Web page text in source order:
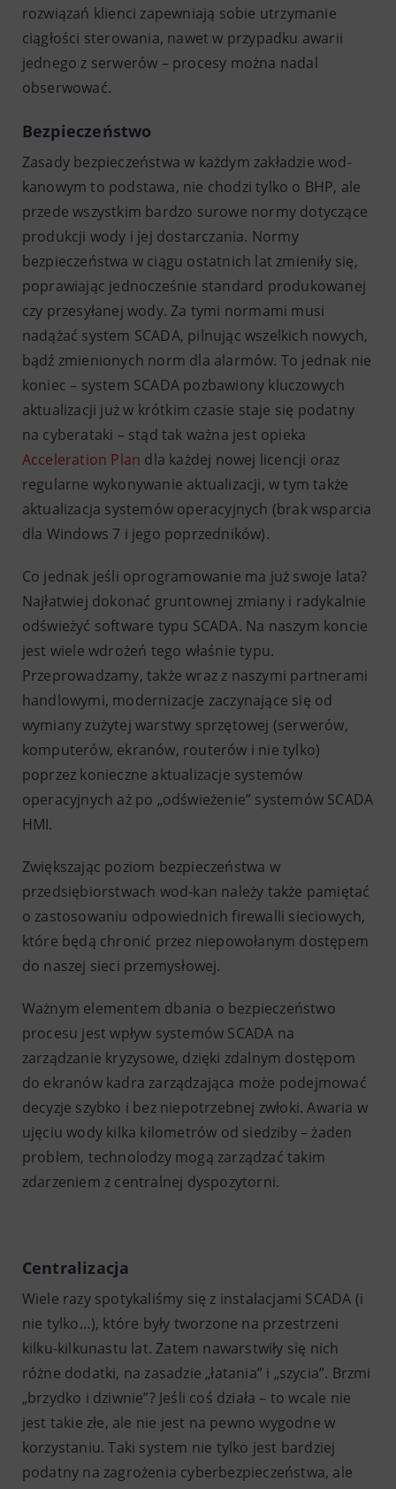
rozwiązań klienci zapewniają sobie utrzymanie
ciągłości sterowania, nawet w przypadku awarii
jednego z serwerów – procesy można nadal
obserwować.
Bezpieczeństwo
Zasady bezpieczeństwa w każdym zakładzie wod-
kanowym to podstawa, nie chodzi tylko o BHP, ale
przede wszystkim bardzo surowe normy dotyczące
produkcji wody i jej dostarczania. Normy
bezpieczeństwa w ciągu ostatnich lat zmieniły się,
poprawiając jednocześnie standard produkowanej
czy przesyłanej wody. Za tymi normami musi
nadążać system SCADA, pilnując wszelkich nowych,
bądź zmienionych norm dla alarmów. To jednak nie
koniec – system SCADA pozbawiony kluczowych
aktualizacji już w krótkim czasie staje się podatny
na cyberataki – stąd tak ważna jest opieka
Acceleration Plan dla każdej nowej licencji oraz
regularne wykonywanie aktualizacji, w tym także
aktualizacja systemów operacyjnych (brak wsparcia
dla Windows 7 i jego poprzedników).
Co jednak jeśli oprogramowanie ma już swoje lata?
Najłatwiej dokonać gruntownej zmiany i radykalnie
odświeżyć software typu SCADA. Na naszym koncie
jest wiele wdrożeń tego właśnie typu.
Przeprowadzamy, także wraz z naszymi partnerami
handlowymi, modernizacje zaczynające się od
wymiany zużytej warstwy sprzętowej (serwerów,
komputerów, ekranów, routerów i nie tylko)
poprzez konieczne aktualizacje systemów
operacyjnych aż po „odświeżenie” systemów SCADA
HMI.
Zwiększając poziom bezpieczeństwa w
przedsiębiorstwach wod-kan należy także pamiętać
o zastosowaniu odpowiednich firewalli sieciowych,
które będą chronić przez niepowołanym dostępem
do naszej sieci przemysłowej.
Ważnym elementem dbania o bezpieczeństwo
procesu jest wpływ systemów SCADA na
zarządzanie kryzysowe, dzięki zdalnym dostępom
do ekranów kadra zarządzająca może podejmować
decyzje szybko i bez niepotrzebnej zwłoki. Awaria w
ujęciu wody kilka kilometrów od siedziby – żaden
problem, technolodzy mogą zarządzać takim
zdarzeniem z centralnej dyspozytorni.
Centralizacja
Wiele razy spotykaliśmy się z instalacjami SCADA (i
nie tylko…), które były tworzone na przestrzeni
kilku-kilkunastu lat. Zatem nawarstwiły się nich
różne dodatki, na zasadzie „łatania” i „szycia”. Brzmi
„brzydko i dziwnie”? Jeśli coś działa – to wcale nie
jest takie złe, ale nie jest na pewno wygodne w
korzystaniu. Taki system nie tylko jest bardziej
podatny na zagrożenia cyberbezpieczeństwa, ale